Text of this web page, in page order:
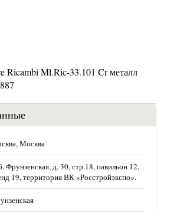
Ricambi Ml.Ric-33.101 Cr металл
Москва
Фрунзенская, д. 30, стр.18, павильон 12,
19, территория ВК «Росстройэкспо».